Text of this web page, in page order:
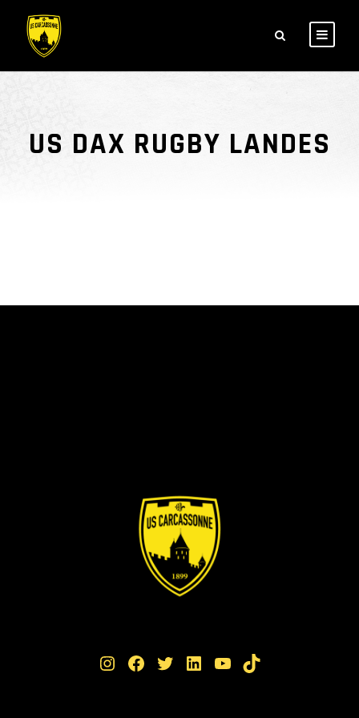
US DAX RUGBY LANDES
Instagram Facebook Twitter LinkedIn YouTube TikTok